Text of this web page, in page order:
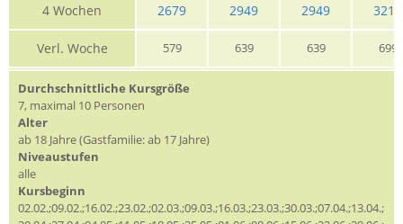
4 Wochen 2679 2949 2949 3219
Verl. Woche 579 639 639 699
Durchschnittliche Kursgröße
7, maximal 10 Personen
Alter
ab 18 Jahre (Gastfamilie: ab 17 Jahre)
Niveaustufen
alle
Kursbeginn
02.02.;09.02.;16.02.;23.02.;02.03.;09.03.;16.03.;23.03.;30.03.;07.04.;13.04.;